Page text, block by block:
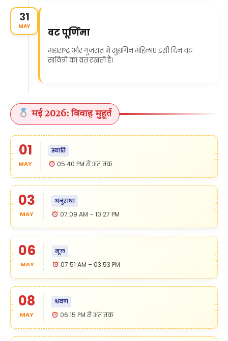
31
MAY
वट पूर्णिमा
महाराष्ट्र और गुजरात में सुहागिन महिलाएं इसी दिन वट
सावित्री का व्रत रखती हैं।
मई 2026: विवाह मुहूर्त
01
MAY
स्वाति
05:40 PM से अंत तक
03
MAY
अनुराधा
07:09 AM – 10:27 PM
06
MAY
मूल
07:51 AM – 03:53 PM
08
MAY
श्रवण
06:15 PM से अंत तक